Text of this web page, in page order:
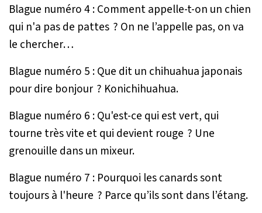
Blague numéro 4 : Comment appelle-t-on un chien
qui n'a pas de pattes ? On ne l’appelle pas, on va
le chercher…
Blague numéro 5 : Que dit un chihuahua japonais
pour dire bonjour ? Konichihuahua.
Blague numéro 6 : Qu'est-ce qui est vert, qui
tourne très vite et qui devient rouge ? Une
grenouille dans un mixeur.
Blague numéro 7 : Pourquoi les canards sont
toujours à l'heure ? Parce qu’ils sont dans l’étang.